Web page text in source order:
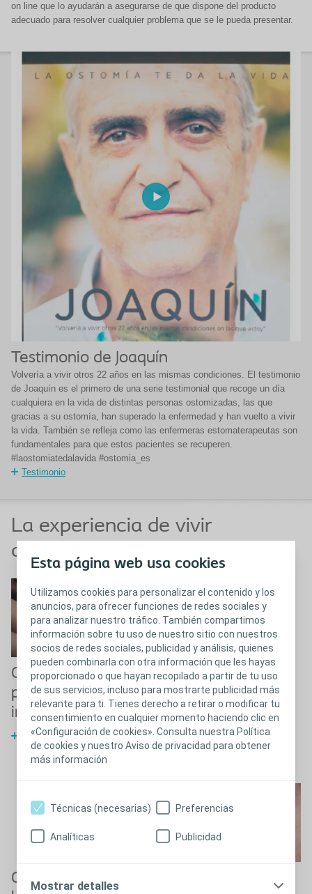
Esta página web usa cookies
Utilizamos cookies para personalizar el contenido y los
anuncios, para ofrecer funciones de redes sociales y
para analizar nuestro tráfico. También compartimos
información sobre tu uso de nuestro sitio con nuestros
socios de redes sociales, publicidad y análisis, quienes
pueden combinarla con otra información que les hayas
proporcionado o que hayan recopilado a partir de tu uso
de sus servicios, incluso para mostrarte publicidad más
relevante para ti. Tienes derecho a retirar o modificar tu
consentimiento en cualquier momento haciendo clic en
«Configuración de cookies». Consulta nuestra Política
de cookies y nuestro Aviso de privacidad para obtener
más información
Técnicas (necesarias) Preferencias
Analíticas Publicidad
Mostrar detalles
on line que lo ayudarán a asegurarse de que dispone del producto
adecuado para resolver cualquier problema que se le pueda presentar.
Testimonio de Joaquín
Volvería a vivir otros 22 años en las mismas condiciones. El testimonio
de Joaquín es el primero de una serie testimonial que recoge un día
cualquiera en la vida de distintas personas ostomizadas, las que
gracias a su ostomía, han superado la enfermedad y han vuelto a vivir
la vida. También se refleja como las enfermeras estomaterapeutas son
fundamentales para que estos pacientes se recuperen.
#laostomiatedalavida #ostomia_es
Testimonio
La experiencia de vivir
ostomizado
Cómo mantener la
piel periostomal
integra
Cómo mantener la piel y el
estoma saludables
Cómo lograr una
buena adaptación
al dispositivo
Cómo encontrar el producto
correcto
Cómo solucionar